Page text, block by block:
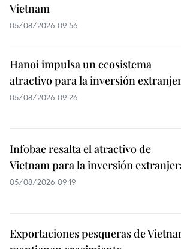
Vietnam
05/08/2026 09:56
Hanoi impulsa un ecosistema
atractivo para la inversión
05/08/2026 09:26
Infobae resalta el atractivo de
Vietnam para la inversión
05/08/2026 09:19
Exportaciones pesqueras de